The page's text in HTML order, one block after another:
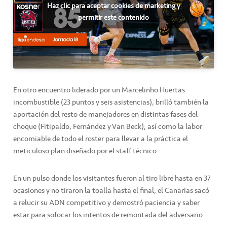
Haz clic para aceptar cookies de marketing y
permitir este contenido
En otro encuentro liderado por un Marcelinho Huertas
incombustible (23 puntos y seis asistencias), brilló también la
aportación del resto de manejadores en distintas fases del
choque (Fitipaldo, Fernández y Van Beck); así como la labor
encomiable de todo el roster para llevar a la práctica el
meticuloso plan diseñado por el staff técnico.
En un pulso donde los visitantes fueron al tiro libre hasta en 37
ocasiones y no tiraron la toalla hasta el final, el Canarias sacó
a relucir su ADN competitivo y demostró paciencia y saber
estar para sofocar los intentos de remontada del adversario.